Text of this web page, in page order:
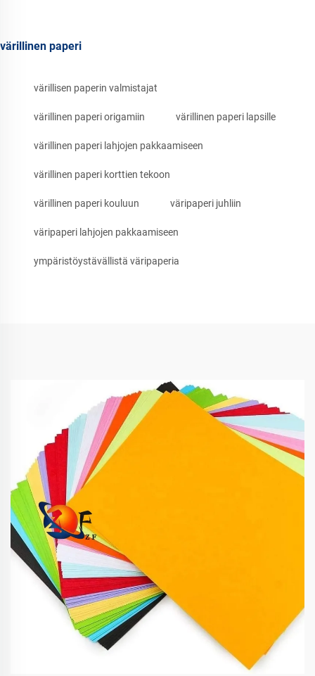
värillinen paperi
värillisen paperin valmistajat
värillinen paperi origamiin värillinen paperi lapsille
värillinen paperi lahjojen pakkaamiseen
värillinen paperi korttien tekoon
värillinen paperi kouluun väripaperi juhliin
väripaperi lahjojen pakkaamiseen
ympäristöystävällistä väripaperia